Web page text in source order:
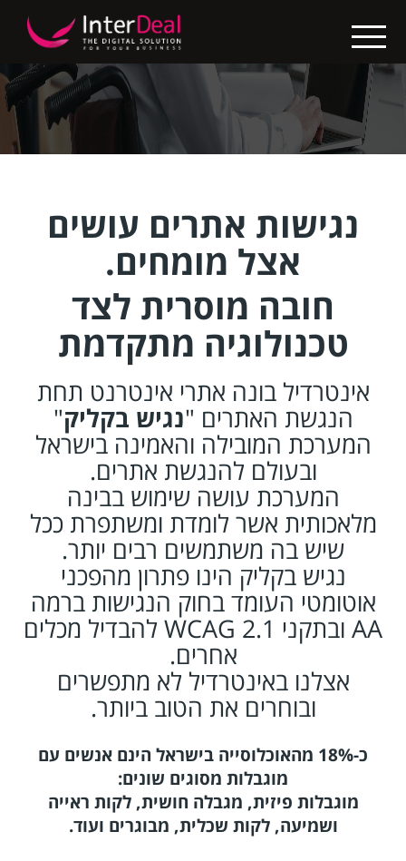
X
בין
לקוחותינו
בניית
קידום
אתרים
החבילות
שלנו
נגישות
אתרים
בלוג
אודותינו
צור
קשר
נגישות אתרים עושים
אצל מומחים.
חובה מוסרית לצד
טכנולוגיה מתקדמת
אינטרדיל בונה אתרי אינטרנט תחת
הנגשת האתרים "נגיש בקליק"
המערכת המובילה והאמינה בישראל
ובעולם להנגשת אתרים.
המערכת עושה שימוש בבינה
מלאכותית אשר לומדת ומשתפרת ככל
שיש בה משתמשים רבים יותר.
נגיש בקליק הינו פתרון מהפכני
אוטומטי העומד בחוק הנגישות ברמה
AA ובתקני WCAG 2.1 להבדיל מכלים
אחרים.
אצלנו באינטרדיל לא מתפשרים
ובוחרים את הטוב ביותר.
כ-18% מהאוכלוסייה בישראל הינם אנשים עם
מוגבלות מסוגים שונים:
מוגבלות פיזית, מגבלה חושית, לקות ראייה
ושמיעה, לקות שכלית, מבוגרים ועוד.